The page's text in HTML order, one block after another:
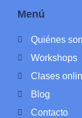
Menú
Quiénes
Workshops
Clases
Blog
Contacto